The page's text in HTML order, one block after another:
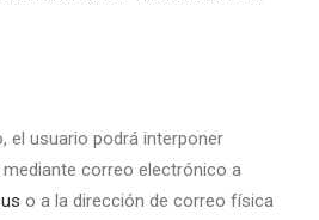
el usuario podrá interponer
correo electrónico a
o a la dirección de correo física